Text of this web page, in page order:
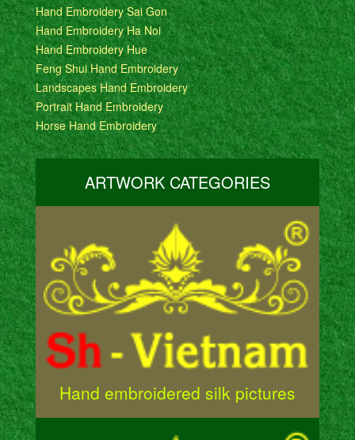
Hand Embroidery Sai Gon
Hand Embroidery Ha Noi
Hand Embroidery Hue
Feng Shui Hand Embroidery
Landscapes Hand Embroidery
Portrait Hand Embroidery
Horse Hand Embroidery
ARTWORK CATEGORIES
Hand embroidered silk pictures